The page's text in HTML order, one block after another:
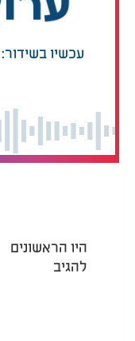
עכשיו
היו הראשונים
להגיב